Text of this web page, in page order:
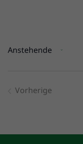
Anstehende
Vorherige